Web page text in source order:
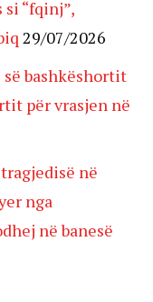
“fqinj”,
29/07/2026
së bashkëshortit
për vrasjen në
në
nga
në banesë